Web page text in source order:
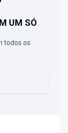
UM SÓ
todos os